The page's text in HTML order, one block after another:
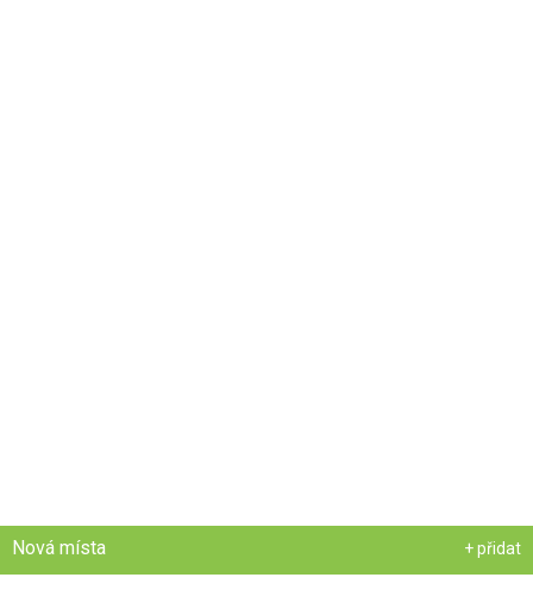
Nová místa + přidat